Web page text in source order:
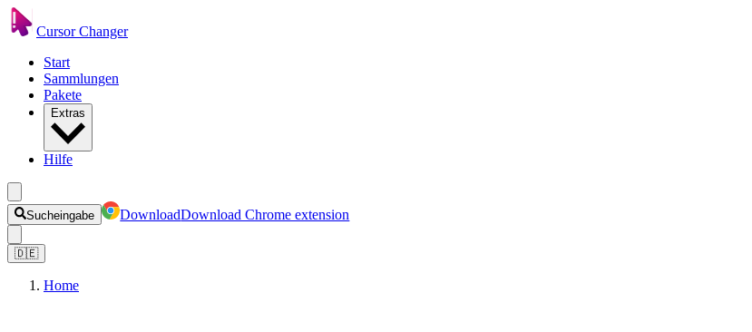
Cursor Changer
Start
Sammlungen
Pakete
Extras
Hilfe
Sucheingabe DownloadDownload Chrome extension
🇩🇪
Home